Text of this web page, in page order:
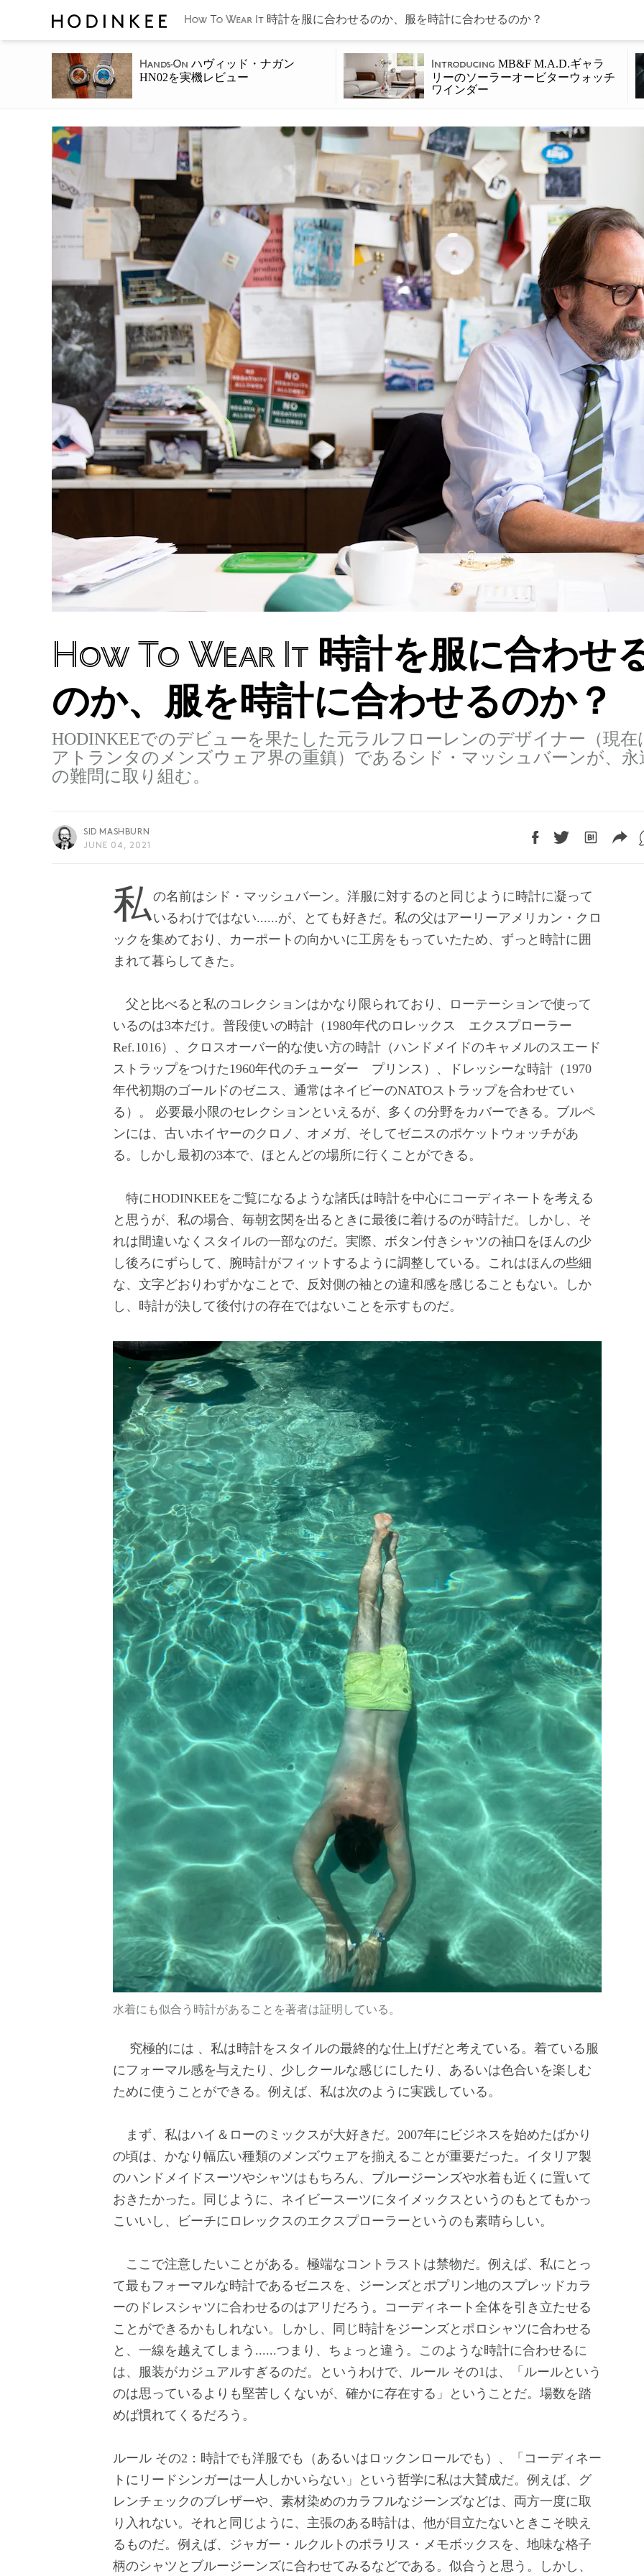
How To Wear It 時計を服に合わせるのか、服を時計に合わせるのか？
Hands-On ハヴィッド・ナガン
HN02を実機レビュー
Introducing MB&F M.A.D.ギャラ
リーのソーラーオービターウォッチ
ワインダー
How To Wear It 時計を服に合わせ
のか、服を時計に合わせるのか？
HODINKEEでのデビューを果たした元ラルフローレンのデザイナー（現在
アトランタのメンズウェア界の重鎮）であるシド・マッシュバーンが、永
の難問に取り組む。
SID MASHBURN
JUNE 04, 2021
私の名前はシド・マッシュバーン。洋服に対するのと同じように時計に凝っているわけではない......が、とても好きだ。私の父はアーリーアメリカン・クロ
ックを集めており、カーポートの向かいに工房をもっていたため、ずっと時計に囲
まれて暮らしてきた。
父と比べると私のコレクションはかなり限られており、ローテーションで使って
いるのは3本だけ。普段使いの時計（1980年代のロレックス エクスプローラー
Ref.1016）、クロスオーバー的な使い方の時計（ハンドメイドのキャメルのスエード
ストラップをつけた1960年代のチューダー プリンス）、ドレッシーな時計（1970
年代初期のゴールドのゼニス、通常はネイビーのNATOストラップを合わせてい
る）。 必要最小限のセレクションといえるが、多くの分野をカバーできる。ブルペ
ンには、古いホイヤーのクロノ、オメガ、そしてゼニスのポケットウォッチがあ
る。しかし最初の3本で、ほとんどの場所に行くことができる。
特にHODINKEEをご覧になるような諸氏は時計を中心にコーディネートを考える
と思うが、私の場合、毎朝玄関を出るときに最後に着けるのが時計だ。しかし、そ
れは間違いなくスタイルの一部なのだ。実際、ボタン付きシャツの袖口をほんの少
し後ろにずらして、腕時計がフィットするように調整している。これはほんの些細
な、文字どおりわずかなことで、反対側の袖との違和感を感じることもない。しか
し、時計が決して後付けの存在ではないことを示すものだ。
水着にも似合う時計があることを著者は証明している。
究極的には 、私は時計をスタイルの最終的な仕上げだと考えている。着ている服
にフォーマル感を与えたり、少しクールな感じにしたり、あるいは色合いを楽しむ
ために使うことができる。例えば、私は次のように実践している。
まず、私はハイ＆ローのミックスが大好きだ。2007年にビジネスを始めたばかり
の頃は、かなり幅広い種類のメンズウェアを揃えることが重要だった。イタリア製
のハンドメイドスーツやシャツはもちろん、ブルージーンズや水着も近くに置いて
おきたかった。同じように、ネイビースーツにタイメックスというのもとてもかっ
こいいし、ビーチにロレックスのエクスプローラーというのも素晴らしい。
ここで注意したいことがある。極端なコントラストは禁物だ。例えば、私にとっ
て最もフォーマルな時計であるゼニスを、ジーンズとポプリン地のスプレッドカラ
ーのドレスシャツに合わせるのはアリだろう。コーディネート全体を引き立たせる
ことができるかもしれない。しかし、同じ時計をジーンズとポロシャツに合わせる
と、一線を越えてしまう......つまり、ちょっと違う。このような時計に合わせるに
は、服装がカジュアルすぎるのだ。というわけで、ルール その1は、「ルールという
のは思っているよりも堅苦しくないが、確かに存在する」ということだ。場数を踏
めば慣れてくるだろう。
ルール その2：時計でも洋服でも（あるいはロックンロールでも）、「コーディネー
トにリードシンガーは一人しかいらない」という哲学に私は大賛成だ。例えば、グ
レンチェックのブレザーや、素材染めのカラフルなジーンズなどは、両方一度に取
り入れない。それと同じように、主張のある時計は、他が目立たないときこそ映え
るものだ。例えば、ジャガー・ルクルトのポラリス・メモボックスを、地味な格子
柄のシャツとブルージーンズに合わせてみるなどである。似合うと思う。しかし、